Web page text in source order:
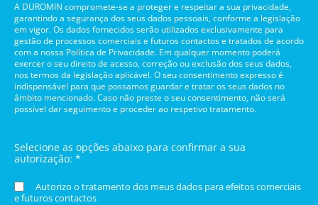
A DUROMIN compromete-se a proteger e respeitar a sua privacidade,
garantindo a segurança dos seus dados pessoais, conforme a legislação
em vigor. Os dados fornecidos serão utilizados exclusivamente para
gestão de processos comerciais e futuros contactos e tratados de acordo
com a nossa Política de Privacidade. Em qualquer momento poderá
exercer o seu direito de acesso, correção ou exclusão dos seus dados,
nos termos da legislação aplicável. O seu consentimento expresso é
indispensável para que possamos guardar e tratar os seus dados no
âmbito mencionado. Caso não preste o seu consentimento, não será
possível dar seguimento e proceder ao respetivo tratamento.
Selecione as opções abaixo para confirmar a sua
autorização: *
Autorizo o tratamento dos meus dados para efeitos comerciais
e futuros contactos